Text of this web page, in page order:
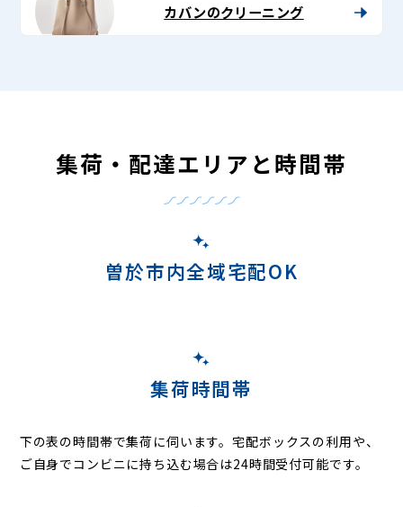
カバンのクリーニング
集荷・配達エリアと時間帯
曽於市内全域宅配OK
集荷時間帯
下の表の時間帯で集荷に伺います。宅配ボックスの利用や、
ご自身でコンビニに持ち込む場合は24時間受付可能です。